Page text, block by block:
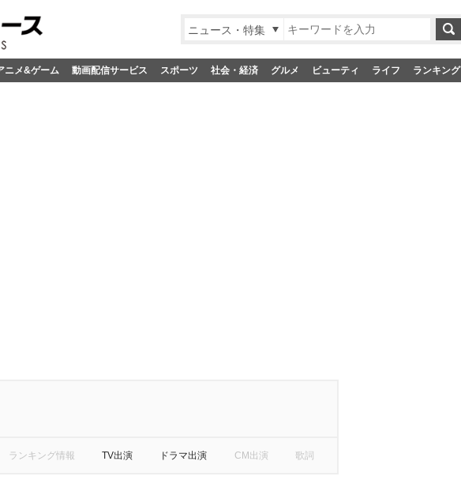
ニュース・特集
ニメ&ゲーム 動画配信サービス スポーツ 社会・経済 グルメ ビューティ ライフ ランキング
ランキング情報 TV出演 ドラマ出演 CM出演 歌詞